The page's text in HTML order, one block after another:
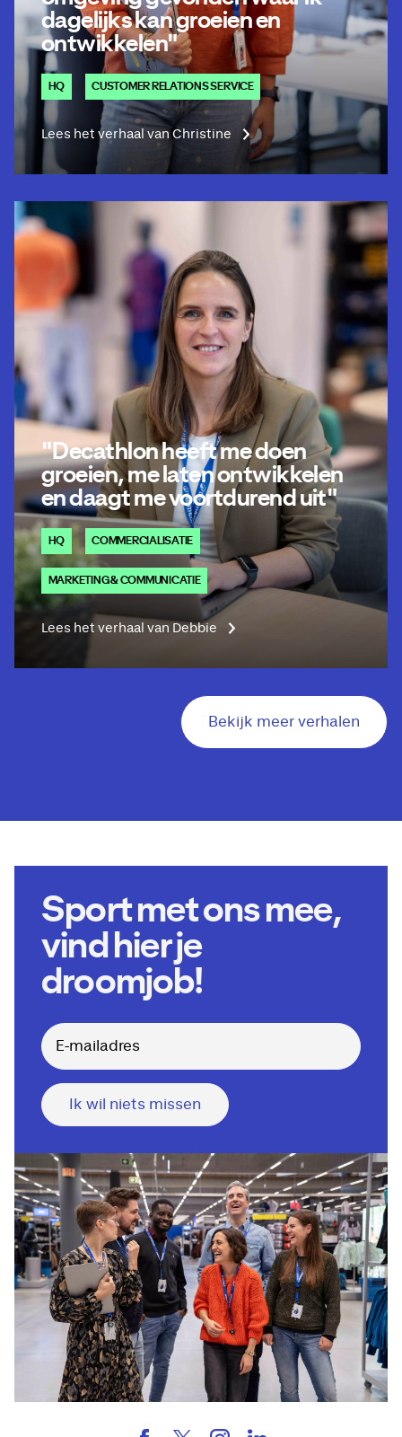
HQ CUSTOMER RELATIONS SERVICE
dagelijks kan groeien en
ontwikkelen"
Lees het verhaal van Christine
HQ COMMERCIALISATIE
MARKETING & COMMUNICATIE
"Decathlon heeft me doen
groeien, me laten ontwikkelen
en daagt me voortdurend uit"
Lees het verhaal van Debbie
Bekijk meer verhalen
Sport met ons mee,
vind hier je
droomjob!
Ik wil niets missen